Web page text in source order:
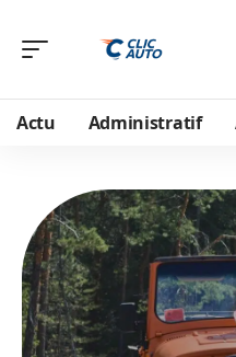
Actu Administratif